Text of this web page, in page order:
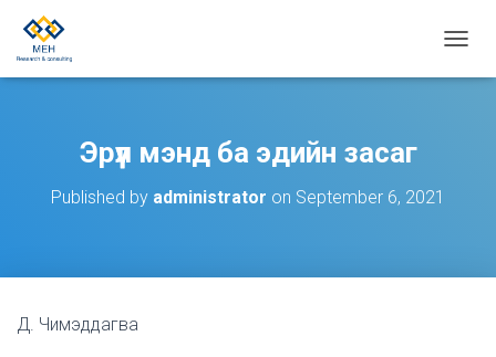
O
Эрүүл мэнд ба эдийн засаг
Published by administrator on September 6, 2021
Д. Чимэддагва